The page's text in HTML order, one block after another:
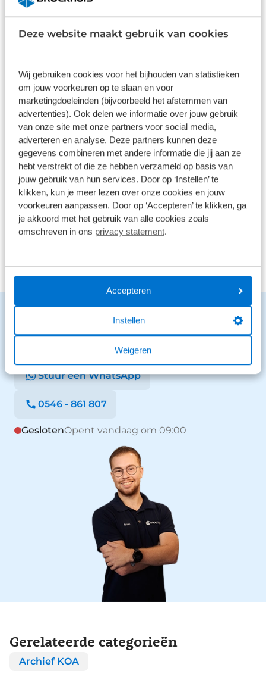
Deze website maakt gebruik van cookies
Wij gebruiken cookies voor het bijhouden van statistieken
om jouw voorkeuren op te slaan en voor
marketingdoeleinden (bijvoorbeeld het afstemmen van
advertenties). Ook delen we informatie over jouw gebruik
van onze site met onze partners voor social media,
adverteren en analyse. Deze partners kunnen deze
gegevens combineren met andere informatie die jij aan ze
hebt verstrekt of die ze hebben verzameld op basis van
jouw gebruik van hun services. Door op ‘Instellen’ te
klikken, kun je meer lezen over onze cookies en jouw
voorkeuren aanpassen. Door op ‘Accepteren’ te klikken, ga
je akkoord met het gebruik van alle cookies zoals
omschreven in ons privacy statement.
Accepteren
Instellen
Weigeren
Wat klanten over ons zeggen
9,01586 reviews
5 1168 reviews
4 290 reviews
61 reviews
2 41 reviews
1 26 reviews
Bekijk alle reviews
Benieuwd naar de mogelijkheden?
We staan voor je klaar en helpen graag.
Stuur een bericht
Stuur een WhatsApp
0546 - 861 807
GeslotenOpent vandaag om 09:00
Gerelateerde categorieën
Archief KOA